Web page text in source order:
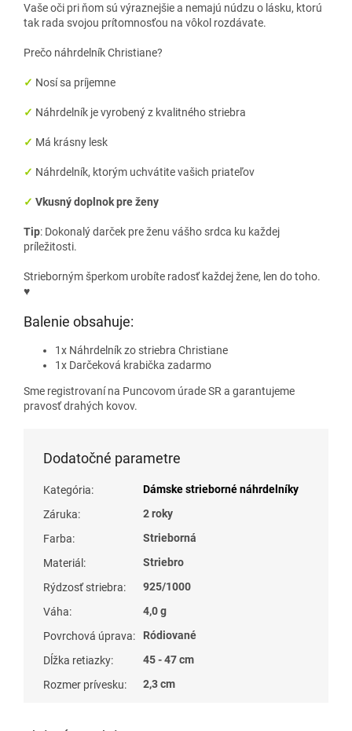
Vaše oči pri ňom sú výraznejšie a nemajú núdzu o lásku, ktorú
tak rada svojou prítomnosťou na vôkol rozdávate.
Prečo náhrdelník Christiane?
✓ Nosí sa príjemne
✓ Náhrdelník je vyrobený z kvalitného striebra
✓ Má krásny lesk
✓ Náhrdelník, ktorým uchvátite vašich priateľov
✓ Vkusný doplnok pre ženy
Tip: Dokonalý darček pre ženu vášho srdca ku každej
príležitosti.
Strieborným šperkom urobíte radosť každej žene, len do toho.
♥
Balenie obsahuje:
1x Náhrdelník zo striebra Christiane
1x Darčeková krabička zadarmo
Sme registrovaní na Puncovom úrade SR a garantujeme
pravosť drahých kovov.
Dodatočné parametre
Kategória:
Dámske strieborné náhrdelníky
Záruka:
2 roky
Farba:
Strieborná
Materiál :
Striebro
Rýdzosť striebra:
925/1000
Váha:
4,0 g
Povrchová úprava:
Ródiované
Dĺžka retiazky:
45 - 47 cm
Rozmer prívesku: 2,3 cm